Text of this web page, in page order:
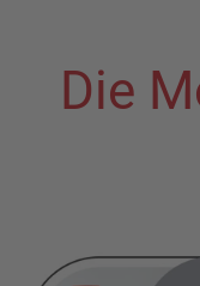
Die